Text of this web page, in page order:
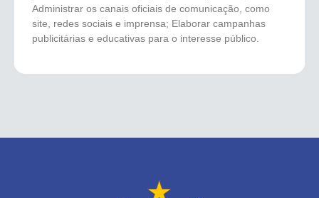
Administrar os canais oficiais de comunicação, como
site, redes sociais e imprensa; Elaborar campanhas
publicitárias e educativas para o interesse público.